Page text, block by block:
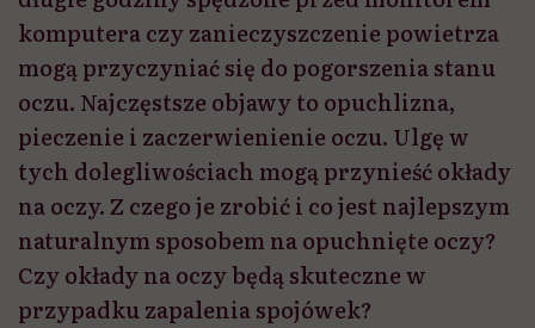
komputera czy zanieczyszczenie powietrza
mogą przyczyniać się do pogorszenia stanu
oczu. Najczęstsze objawy to opuchlizna,
pieczenie i zaczerwienienie oczu. Ulgę w
tych dolegliwościach mogą przynieść okłady
na oczy. Z czego je zrobić i co jest najlepszym
naturalnym sposobem na opuchnięte oczy?
Czy okłady na oczy będą skuteczne w
przypadku zapalenia spojówek?